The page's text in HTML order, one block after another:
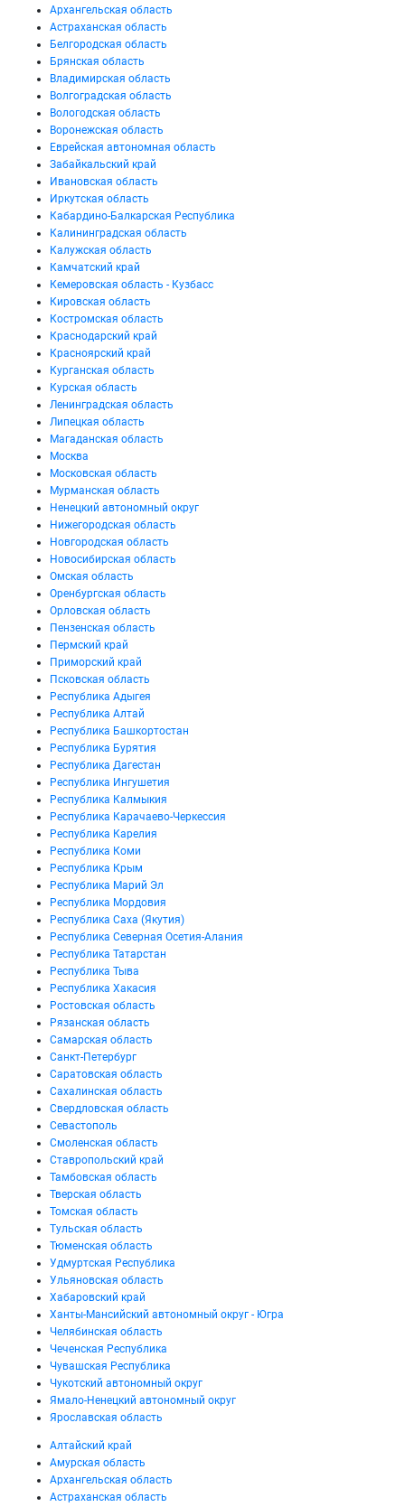
Архангельская область
Астраханская область
Белгородская область
Брянская область
Владимирская область
Волгоградская область
Вологодская область
Воронежская область
Еврейская автономная область
Забайкальский край
Ивановская область
Иркутская область
Кабардино-Балкарская Республика
Калининградская область
Калужская область
Камчатский край
Кемеровская область - Кузбасс
Кировская область
Костромская область
Краснодарский край
Красноярский край
Курганская область
Курская область
Ленинградская область
Липецкая область
Магаданская область
Москва
Московская область
Мурманская область
Ненецкий автономный округ
Нижегородская область
Новгородская область
Новосибирская область
Омская область
Оренбургская область
Орловская область
Пензенская область
Пермский край
Приморский край
Псковская область
Республика Адыгея
Республика Алтай
Республика Башкортостан
Республика Бурятия
Республика Дагестан
Республика Ингушетия
Республика Калмыкия
Республика Карачаево-Черкессия
Республика Карелия
Республика Коми
Республика Крым
Республика Марий Эл
Республика Мордовия
Республика Саха (Якутия)
Республика Северная Осетия-Алания
Республика Татарстан
Республика Тыва
Республика Хакасия
Ростовская область
Рязанская область
Самарская область
Санкт-Петербург
Саратовская область
Сахалинская область
Свердловская область
Севастополь
Смоленская область
Ставропольский край
Тамбовская область
Тверская область
Томская область
Тульская область
Тюменская область
Удмуртская Республика
Ульяновская область
Хабаровский край
Ханты-Мансийский автономный округ - Югра
Челябинская область
Чеченская Республика
Чувашская Республика
Чукотский автономный округ
Ямало-Ненецкий автономный округ
Ярославская область
Алтайский край
Амурская область
Архангельская область
Астраханская область